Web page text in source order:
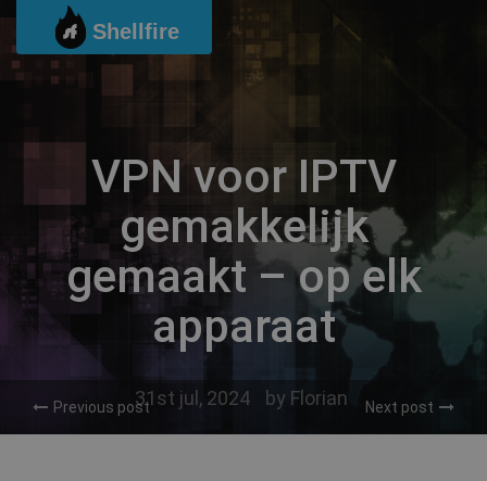
Shellfire
de
inhoud
VPN voor IPTV
gemakkelijk
gemaakt – op elk
apparaat
31st jul, 2024 by Florian
Previous post Next post